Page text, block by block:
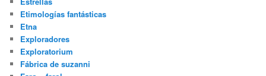
Etimologías fantásticas
Etna
Exploradores
Exploratorium
Fábrica de suzanni